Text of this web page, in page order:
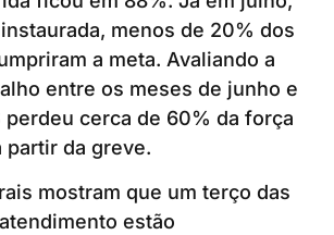
menos de 20% dos
a meta. Avaliando a
entre os meses de junho e
perdeu cerca de 60% da força
partir da greve.
mostram que um terço das
estão